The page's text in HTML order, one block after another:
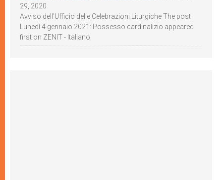
29, 2020
Avviso dell’Ufficio delle Celebrazioni Liturgiche The post
Lunedì 4 gennaio 2021: Possesso cardinalizio appeared
first on ZENIT - Italiano.